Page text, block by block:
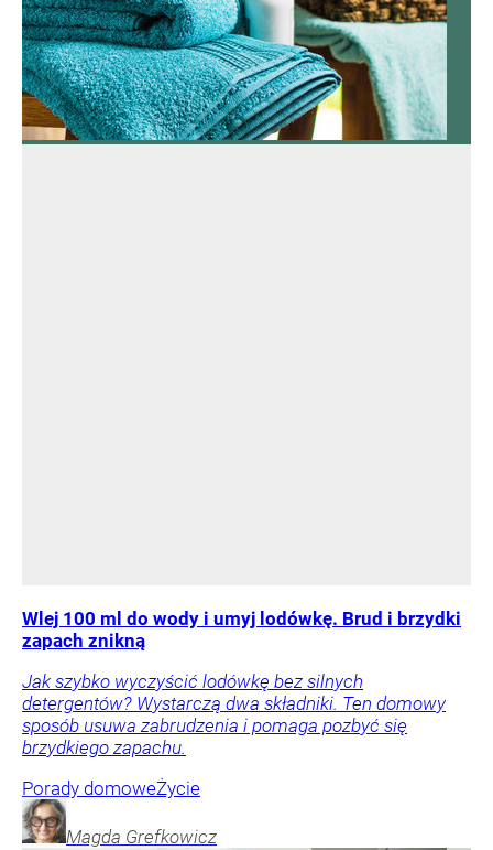
Wlej 100 ml do wody i umyj lodówkę. Brud i brzydki
zapach znikną
Jak szybko wyczyścić lodówkę bez silnych
detergentów? Wystarczą dwa składniki. Ten domowy
sposób usuwa zabrudzenia i pomaga pozbyć się
brzydkiego zapachu.
Porady domoweŻycie
Magda Grefkowicz